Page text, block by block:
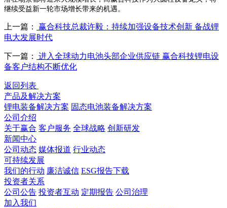
继续受益新一轮市场增长带来的机遇。
上一篇：
赢合科技总裁许毅：持续加强设备技术创新 备战锂
电大发展时代
下一篇：
进入全球动力电池头部企业供应链 赢合科技锂电设
备客户结构不断优化
返回列表
产品及解决方案
锂电装备解决方案 固态电池装备解决方案
公司介绍
关于赢合 客户服务 全球战略 创新研发
新闻中心
公司动态 媒体报道 行业动态
可持续发展
我们的行动 廉洁诚信 ESG报告下载
投资者关系
公司公告 投资者互动 定期报告 公司治理
加入我们